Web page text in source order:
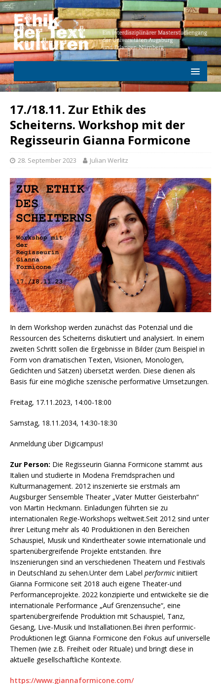
17./18.11. Zur Ethik des
Scheiterns. Workshop mit der
Regisseurin Gianna Formicone
28. September 2023 Julian Werlitz
In dem Workshop werden zunächst das Potenzial und die
Ressourcen des Scheiterns diskutiert und analysiert. In einem
zweiten Schritt sollen die Ergebnisse in Bilder (zum Beispiel in
Form von dramatischen Texten, Visionen, Monologen,
Gedichten und Sätzen) übersetzt werden. Diese dienen als
Basis für eine mögliche szenische performative Umsetzungen.
Freitag, 17.11.2023, 14:00-18:00
Samstag, 18.11.2034, 14:30-18:30
Anmeldung über Digicampus!
Zur Person: Die Regisseurin Gianna Formicone stammt aus
Italien und studierte in Modena Fremdsprachen und
Kulturmanagement. 2012 inszenierte sie erstmals am
Augsburger Sensemble Theater „Vater Mutter Geisterbahn“
von Martin Heckmann. Einladungen führten sie zu
internationalen Regie-Workshops weltweit.Seit 2012 sind unter
ihrer Leitung mehr als 40 Produktionen in den Bereichen
Schauspiel, Musik und Kindertheater sowie internationale und
spartenübergreifende Projekte entstanden. Ihre
Inszenierungen sind an verschiedenen Theatern und Festivals
in Deutschland zu sehen.Unter dem Label performicinitiiert
Gianna Formicone seit 2018 auch eigene Theater-und
Performanceprojekte. 2022 konzipierte und entwickelte sie die
internationale Performance „Auf Grenzensuche“, eine
spartenübergreifende Produktion mit Schauspiel, Tanz,
Gesang, Live-Musik und Installationen.Bei ihren performic-
Produktionen legt Gianna Formicone den Fokus auf universelle
Themen (wie z.B. Freiheit oder Rituale) und bringt diese in
aktuelle gesellschaftliche Kontexte.
https://www.giannaformicone.com/